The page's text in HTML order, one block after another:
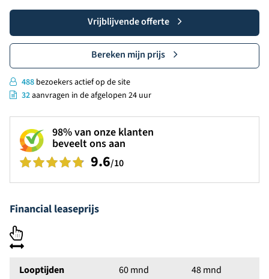
Vrijblijvende offerte
Bereken mijn prijs
488 bezoekers actief op de site
32aanvragen in de afgelopen 24 uur
98%van onze klanten
beveelt ons aan
9.6/10
Financial leaseprijs
Looptijden 60 mnd 48 mnd